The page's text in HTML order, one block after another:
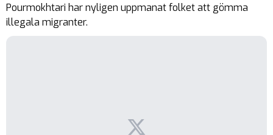
Pourmokhtari har nyligen uppmanat folket att gömma
illegala migranter.